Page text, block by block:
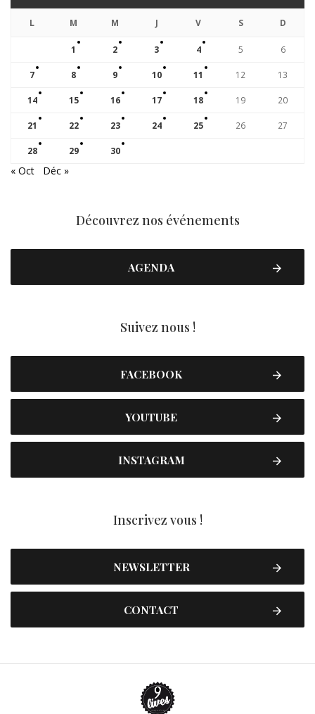
L M M J V S D
1 2 3 4 5 6
7 8 9 10 11 12 13
14 15 16 17 18 19 20
21 22 23 24 25 26 27
28 29 30
« Oct Déc »
Découvrez nos événements
AGENDA
Suivez nous !
FACEBOOK
YOUTUBE
INSTAGRAM
Inscrivez vous !
NEWSLETTER
CONTACT